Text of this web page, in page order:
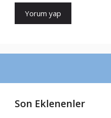
Son Eklenenler